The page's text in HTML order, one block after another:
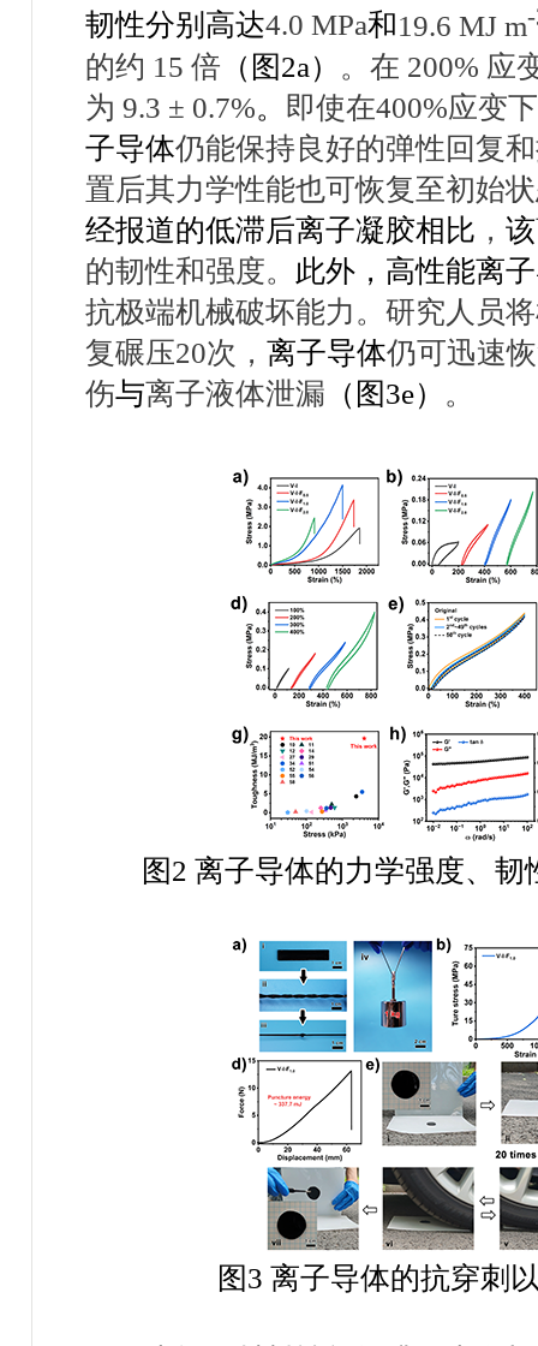
韧性分别高达4.0 MPa和19.6 MJ m
的约 15 倍 （图2a） 。在 200% 应
为 9.3 ± 0.7%。 即使在400%应变下
子导体仍能保持良好的弹性回复
置后其力学性能也可恢复至初始
经报道的低滞后离子凝胶相比 ， 该
的韧性和强度。 此外，高性能离
抗极端机械破坏能力。研究人员
复碾压20次， 离子导体仍可迅速
伤与离子液体泄漏 （图3e） 。
图2 离子导体的力学强度、韧
图3 离子导体的抗穿刺